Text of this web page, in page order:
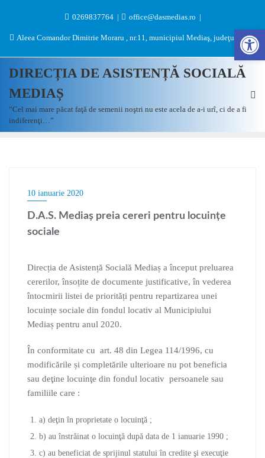
0269837764 office@dasmedias.ro
Aleea Comandor Dimitrie Moraru , nr.11, municipiul Mediaş, judeţul Sibiu
DIRECȚIA DE ASISTENȚĂ SOCIALĂ
MEDIAȘ
“Cel mai mare păcat faţă de semenii noştri nu este acela de a-i urî, ci de a fi
indiferenţi…”
10 ianuarie 2020
D.A.S. Mediaș preia cereri pentru locuințe
sociale
Direcția de Asistență Socială Mediaș a început preluarea
cererilor, însoțite de documente justificative, în vederea
întocmirii listei de priorități pentru repartizarea unei
locuințe sociale din fondul locativ al Municipiului
Mediaș pentru anul 2020.
În conformitate cu art. 48 din Legea 114/1996, cu
modificările și completările ulterioare nu pot beneficia
sau deţine locuinţe din fondul locativ persoanele sau
familiile care :
a) deţin în proprietate o locuinţă ;
b) au înstrăinat o locuinţă după data de 1 ianuarie 1990 ;
c) au beneficiat de sprijinul statului în credite şi execuţie